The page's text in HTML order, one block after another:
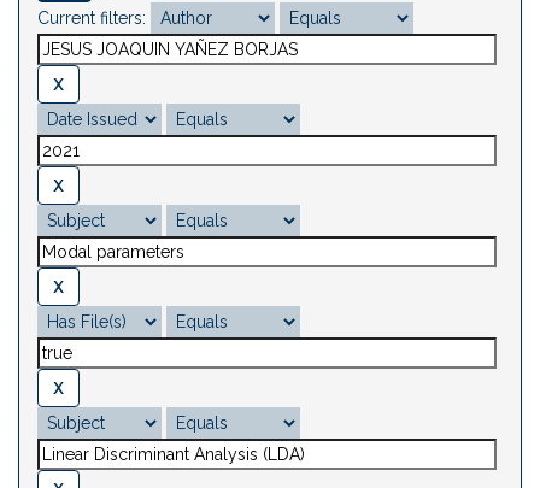
Current filters: